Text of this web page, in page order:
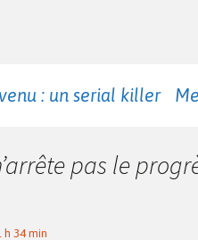
: un serial killer
pas le
h 34 min